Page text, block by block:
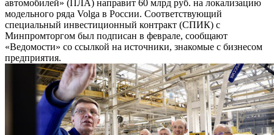
автомобилей» (ПЛА) направит 60 млрд руб. на локализацию
модельного ряда Volga в России. Соответствующий
специальный инвестиционный контракт (СПИК) с
Минпромторгом был подписан в феврале, сообщают
«Ведомости» со ссылкой на источники, знакомые с бизнесом
предприятия.